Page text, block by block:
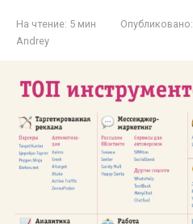
На чтение: 5 мин Опубликовано:
Andrey